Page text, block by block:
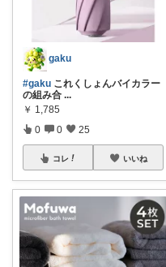
gaku
#gaku これくしょんバイカラー
の組み合 ...
￥ 1,785
0 0 25
コレ いいね